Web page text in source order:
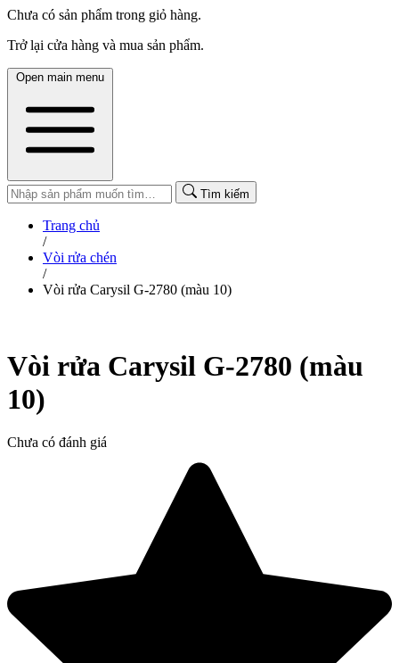
Chưa có sản phẩm trong giỏ hàng.
Trở lại cửa hàng và mua sản phẩm.
Open main menu
Tìm kiếm
Trang chủ
/
Vòi rửa chén
/
Vòi rửa Carysil G-2780 (màu 10)
Vòi rửa Carysil G-2780 (màu
10)
Chưa có đánh giá